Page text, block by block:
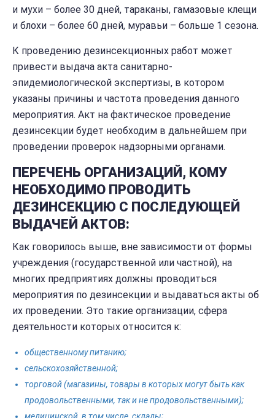
и мухи – более 30 дней, тараканы, гамазовые клещи
и блохи – более 60 дней, муравьи – больше 1 сезона.
К проведению дезинсекционных работ может
привести выдача акта санитарно-
эпидемиологической экспертизы, в котором
указаны причины и частота проведения данного
мероприятия. Акт на фактическое проведение
дезинсекции будет необходим в дальнейшем при
проведении проверок надзорными органами.
ПЕРЕЧЕНЬ ОРГАНИЗАЦИЙ, КОМУ
НЕОБХОДИМО ПРОВОДИТЬ
ДЕЗИНСЕКЦИЮ С ПОСЛЕДУЮЩЕЙ
ВЫДАЧЕЙ АКТОВ:
Как говорилось выше, вне зависимости от формы
учреждения (государственной или частной), на
многих предприятиях должны проводиться
мероприятия по дезинсекции и выдаваться акты об
их проведении. Это такие организации, сфера
деятельности которых относится к:
общественному питанию;
сельскохозяйственной;
торговой (магазины, товары в которых могут быть как
продовольственными, так и не продовольственными);
медицинской, в том числе, склады;